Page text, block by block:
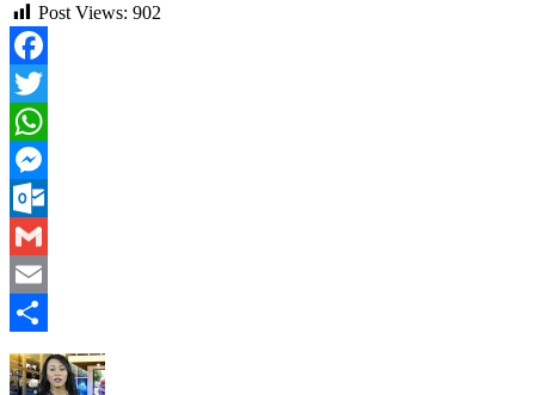
Post Views: 902
Facebook
Twitter
WhatsApp
Messenger
Outlook.com
Gmail
Email
Compartir